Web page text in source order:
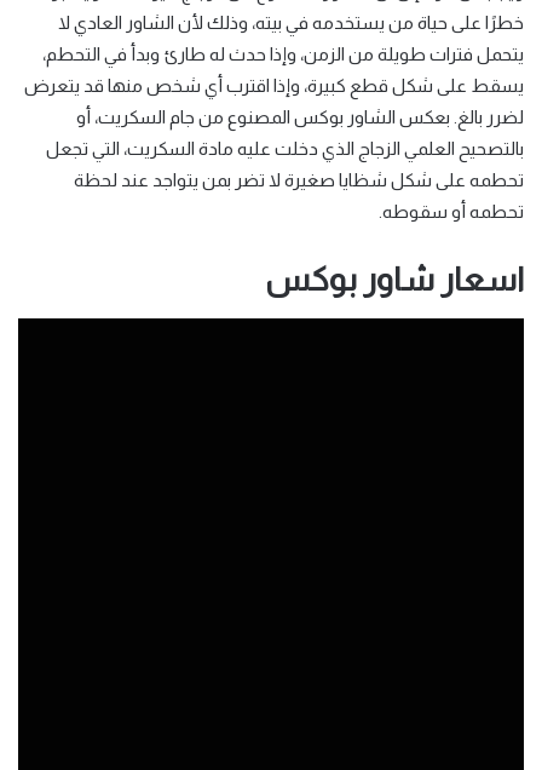
خطرًا على حياة من يستخدمه في بيته، وذلك لأن الشاور العادي لا
يتحمل فترات طويلة من الزمن، وإذا حدث له طارئ وبدأ في التحطم،
يسقط على شكل قطع كبيرة، وإذا اقترب أي شخص منها قد يتعرض
لضرر بالغ. بعكس الشاور بوكس المصنوع من جام السكريت، أو
بالتصحيح العلمي الزجاج الذي دخلت عليه مادة السكريت، التي تجعل
تحطمه على شكل شظايا صغيرة لا تضر بمن يتواجد عند لحظة
تحطمه أو سقوطه.
اسعار شاور بوكس